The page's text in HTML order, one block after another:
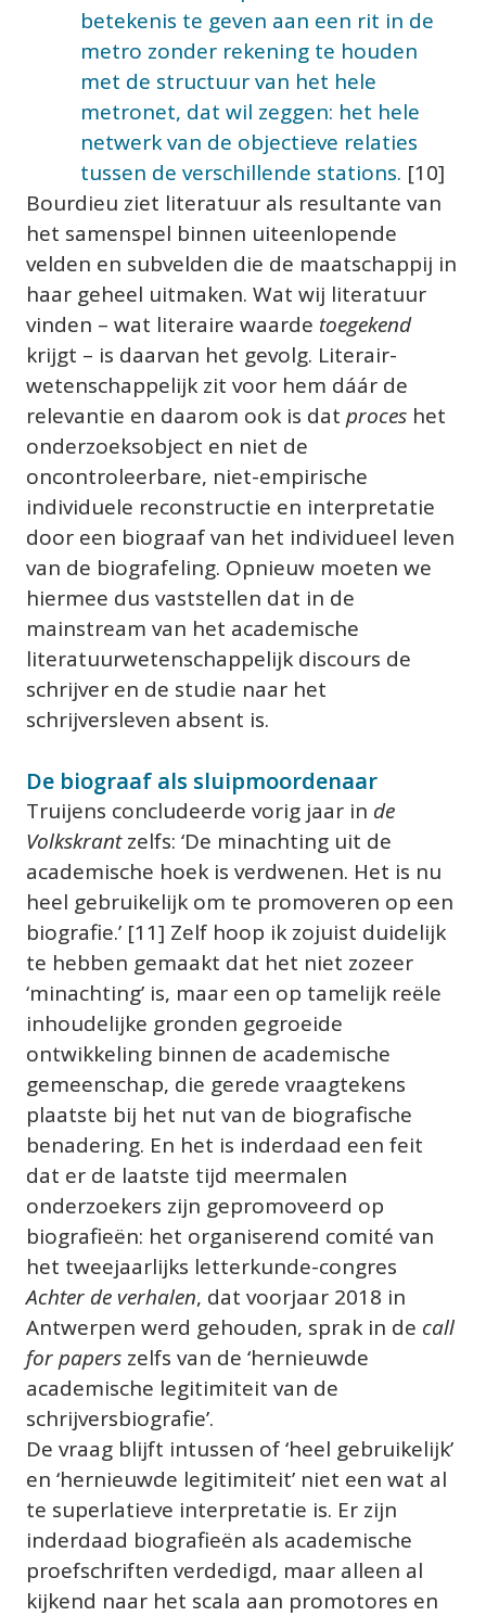
betekenis te geven aan een rit in de
metro zonder rekening te houden
met de structuur van het hele
metronet, dat wil zeggen: het hele
netwerk van de objectieve relaties
tussen de verschillende stations. [10]
Bourdieu ziet literatuur als resultante van
het samenspel binnen uiteenlopende
velden en subvelden die de maatschappij in
haar geheel uitmaken. Wat wij literatuur
vinden – wat literaire waarde toegekend
krijgt – is daarvan het gevolg. Literair-
wetenschappelijk zit voor hem dáár de
relevantie en daarom ook is dat proces het
onderzoeksobject en niet de
oncontroleerbare, niet-empirische
individuele reconstructie en interpretatie
door een biograaf van het individueel leven
van de biografeling. Opnieuw moeten we
hiermee dus vaststellen dat in de
mainstream van het academische
literatuurwetenschappelijk discours de
schrijver en de studie naar het
schrijversleven absent is.
De biograaf als sluipmoordenaar
Truijens concludeerde vorig jaar in de
Volkskrant zelfs: ‘De minachting uit de
academische hoek is verdwenen. Het is nu
heel gebruikelijk om te promoveren op een
biografie.’ [11] Zelf hoop ik zojuist duidelijk
te hebben gemaakt dat het niet zozeer
‘minachting’ is, maar een op tamelijk reële
inhoudelijke gronden gegroeide
ontwikkeling binnen de academische
gemeenschap, die gerede vraagtekens
plaatste bij het nut van de biografische
benadering. En het is inderdaad een feit
dat er de laatste tijd meermalen
onderzoekers zijn gepromoveerd op
biografieën: het organiserend comité van
Achter de verhalen, dat voorjaar 2018 in
Antwerpen werd gehouden, sprak in de call
for papers zelfs van de ‘hernieuwde
academische legitimiteit van de
schrijversbiografie’.
De vraag blijft intussen of ‘heel gebruikelijk’
en ‘hernieuwde legitimiteit’ niet een wat al
te superlatieve interpretatie is. Er zijn
inderdaad biografieën als academische
proefschriften verdedigd, maar alleen al
kijkend naar het scala aan promotores en